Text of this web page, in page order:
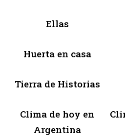
Ellas
Huerta en casa
Tierra de Historias
Clima de hoy en
Argentina